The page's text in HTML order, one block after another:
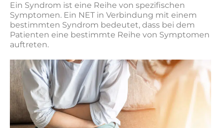
Ein Syndrom ist eine Reihe von spezifischen
Symptomen. Ein NET in Verbindung mit einem
bestimmten Syndrom bedeutet, dass bei dem
Patienten eine bestimmte Reihe von Symptomen
auftreten.